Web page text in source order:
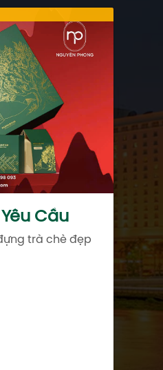
Cầu
trà chè đẹp